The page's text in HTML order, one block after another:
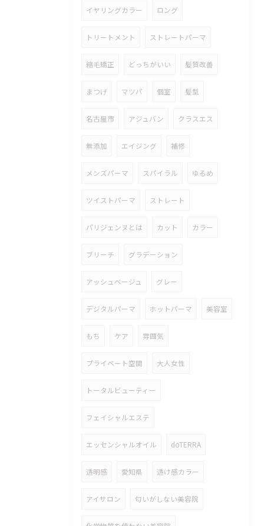
イヤリングカラー ロング
トリートメント ストレートパーマ
縮毛矯正 どっちがいい 髪質改善
まつげ マツパ 個室 髪型
名古屋市 アジュバン クラスエス
無添加 エイジング 補修
メンズパーマ スパイラル ゆるめ
ツイストパーマ ストレート
パリジェンヌとは カット カラー
ブリーチ グラデーション
アッシュベージュ グレー
デジタルパーマ ホットパーマ 美容室
もち ケア 雰囲気
プライベート空間 大人女性
トータルビューティー
フェイシャルエステ
エッセンシャルオイル doTERRA
透明感 愛知県 透け感カラー
アイサロン 匂いがしない美容院